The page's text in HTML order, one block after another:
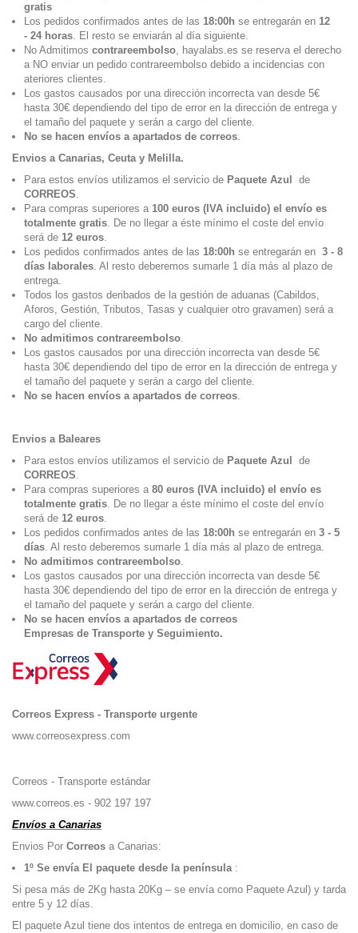
gratis
Los pedidos confirmados antes de las 18:00h se entregarán en 12
- 24 horas. El resto se enviarán al día siguiente.
No Admitimos contrareembolso, hayalabs.es se reserva el derecho
a NO enviar un pedido contrareembolso debido a incidencias con
ateriores clientes.
Los gastos causados por una dirección incorrecta van desde 5€
hasta 30€ dependiendo del tipo de error en la dirección de entrega y
el tamaño del paquete y serán a cargo del cliente.
No se hacen envíos a apartados de correos.
Envios a Canarias, Ceuta y Melilla.
Para estos envíos utilizamos el servicio de Paquete Azul
de
CORREOS.
Para compras superiores a 100 euros (IVA incluido) el envío es
totalmente gratis. De no llegar a éste mínimo el coste del envío
será de 12 euros.
Los pedidos confirmados antes de las 18:00h se entregarán en 3 - 8
días laborales. Al resto deberemos sumarle 1 día más al plazo de
entrega.
Todos los gastos deribados de la gestión de aduanas (Cabildos,
Aforos, Gestión, Tributos, Tasas y cualquier otro gravamen) será a
cargo del cliente.
No admitimos contrareembolso.
Los gastos causados por una dirección incorrecta van desde 5€
hasta 30€ dependiendo del tipo de error en la dirección de entrega y
el tamaño del paquete y serán a cargo del cliente.
No se hacen envíos a apartados de correos.
Envios a Baleares
Para estos envíos utilizamos el servicio de Paquete Azul
de
CORREOS.
Para compras superiores a 80 euros (IVA incluido) el envío es
totalmente gratis. De no llegar a éste mínimo el coste del envío
será de 12 euros.
Los pedidos confirmados antes de las 18:00h se entregarán en 3 - 5
días. Al resto deberemos sumarle 1 día más al plazo de entrega.
No admitimos contrareembolso.
Los gastos causados por una dirección incorrecta van desde 5€
hasta 30€ dependiendo del tipo de error en la dirección de entrega y
el tamaño del paquete y serán a cargo del cliente.
No se hacen envíos a apartados de correos
Empresas de Transporte y Seguimiento.
Correos Express - Transporte urgente
www.correosexpress.com
Correos - Transporte estándar
www.correos.es - 902 197 197
Envíos a Canarias
Envios Por Correos a Canarias:
1º Se envía El paquete desde la península:
Si pesa más de 2Kg hasta 20Kg – se envía como Paquete Azul) y tarda
entre 5 y 12 días.
El paquete Azul tiene dos intentos de entrega en domicilio, en caso de